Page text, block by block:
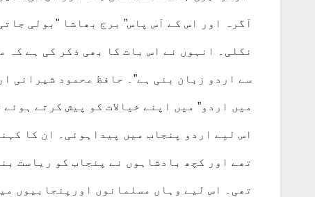
آگرہ اور اس کے آس پاس” برج بھاشا "بولی
نکلی۔ انہوں نے اس بات کا بھی ذکر کی ہے کہ
سے اردو زبان بنی ہے”۔ حافظ محمود شیرانی
میں اردو” میں اپنے خیالات کو پیش کرتے
اس لیے اردو پنجاب میں پیداہوئی۔ ان کا
تھے اور کچھ بادشاہوں نے پنجاب کو ریاست
تھی۔ اس لیے وہاں مسلمانوں اورپنجابیوں